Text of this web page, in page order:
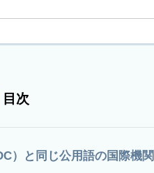
目次
）と同じ公用語の国際機